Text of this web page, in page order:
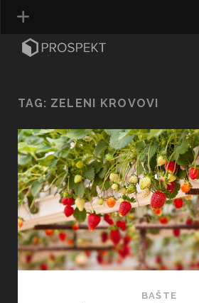
TAG: ZELENI KROVOVI
BAŠTE